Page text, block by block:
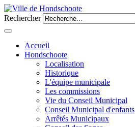
Rechercher
Accueil
Hondschoote
Localisation
Historique
L'équipe municipale
Les commissions
Vie du Conseil Municipal
Conseil Municipal d'enfants
Arrêtés Municipaux